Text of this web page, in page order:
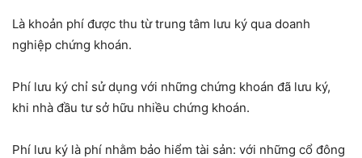
Là khoản phí được thu từ trung tâm lưu ký qua doanh
nghiệp chứng khoán.
Phí lưu ký chỉ sử dụng với những chứng khoán đã lưu ký,
khi nhà đầu tư sở hữu nhiều chứng khoán.
Phí lưu ký là phí nhằm bảo hiểm tài sản: với những cổ đông